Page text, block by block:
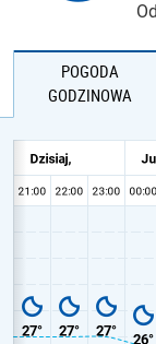
POGODA
GODZINOWA